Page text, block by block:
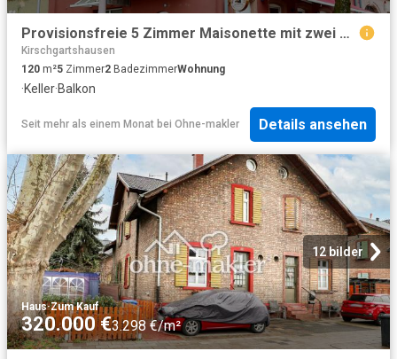
Provisionsfreie 5 Zimmer Maisonette mit zwei Badezimmern und Balkon
Kirschgartshausen
120 m²5 Zimmer2 BadezimmerWohnung
·Keller·Balkon
Seit mehr als einem Monat bei Ohne-makler Details ansehen
12 bilder
Haus·Zum Kauf
320.000 €3.298 €/m²